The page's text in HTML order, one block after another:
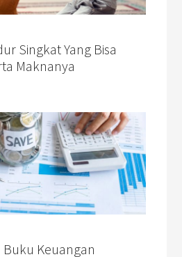
Singkat Yang Bisa
Maknanya
Keuangan